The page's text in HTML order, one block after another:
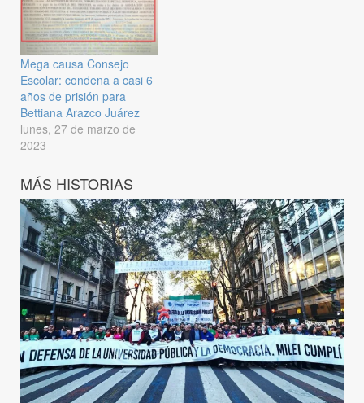
Mega causa Consejo
Escolar: condena a casi 6
años de prisión para
Bettiana Arazco Juárez
lunes, 27 de marzo de
2023
MÁS HISTORIAS